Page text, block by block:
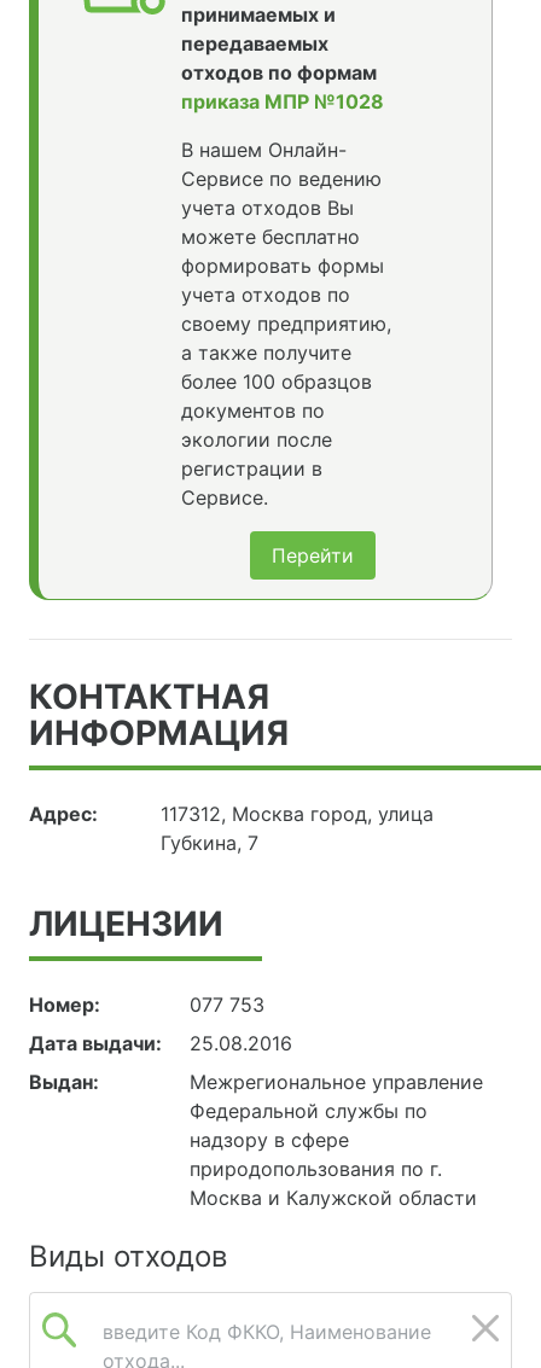
принимаемых и
передаваемых
отходов по формам
приказа МПР №1028
В нашем Онлайн-
Сервисе по ведению
учета отходов Вы
можете бесплатно
формировать формы
учета отходов по
своему предприятию,
а также получите
более 100 образцов
документов по
экологии после
регистрации в
Сервисе.
Перейти
КОНТАКТНАЯ
ИНФОРМАЦИЯ
Адрес:
117312, Москва город, улица
Губкина, 7
ЛИЦЕНЗИИ
Номер:
077 753
Дата выдачи:
25.08.2016
Выдан:
Межрегиональное управление
Федеральной службы по
надзору в сфере
природопользования по г.
Москва и Калужской области
Виды отходов
введите Код ФККО, Наименование
отхода...